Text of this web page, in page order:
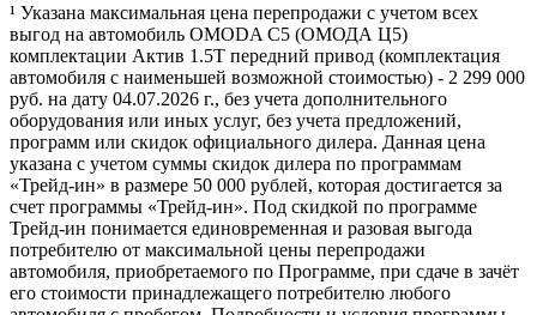
¹ Указана максимальная цена перепродажи с учетом всех
выгод на автомобиль OMODA C5 (ОМОДА Ц5)
комплектации Актив 1.5Т передний привод (комплектация
автомобиля с наименьшей возможной стоимостью) - 2 299 000
руб. на дату 04.07.2026 г., без учета дополнительного
оборудования или иных услуг, без учета предложений,
программ или скидок официального дилера. Данная цена
указана с учетом суммы скидок дилера по программам
«Трейд-ин» в размере 50 000 рублей, которая достигается за
счет программы «Трейд-ин». Под скидкой по программе
Трейд-ин понимается единовременная и разовая выгода
потребителю от максимальной цены перепродажи
автомобиля, приобретаемого по Программе, при сдаче в зачёт
его стоимости принадлежащего потребителю любого